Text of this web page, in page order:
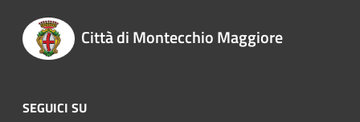
Città di Montecchio Maggiore
SEGUICI SU